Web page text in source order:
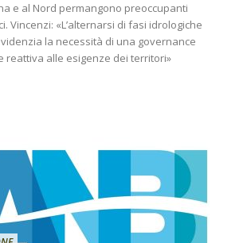
e al Nord permangono preoccupanti
Vincenzi: «L’alternarsi di fasi idrologiche
la necessità di una governance
reattiva alle esigenze dei territori»